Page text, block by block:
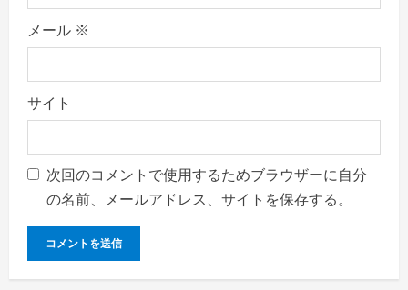
メール ※
サイト
次回のコメントで使用するためブラウザーに自分
の名前、メールアドレス、サイトを保存する。